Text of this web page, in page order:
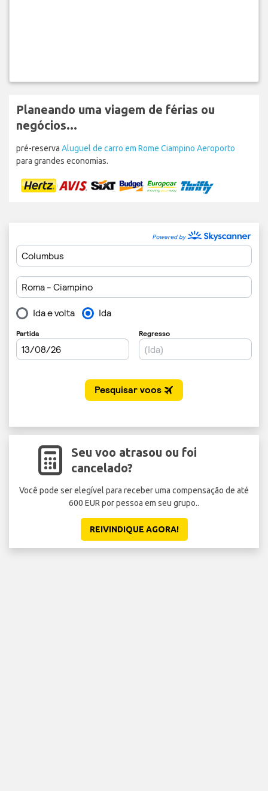
Planeando uma viagem de férias ou
negócios...
pré-reserva Aluguel de carro em Rome Ciampino Aeroporto
para grandes economias.
Seu voo atrasou ou foi
cancelado?
Você pode ser elegível para receber uma compensação de até
600 EUR por pessoa em seu grupo..
REIVINDIQUE AGORA!